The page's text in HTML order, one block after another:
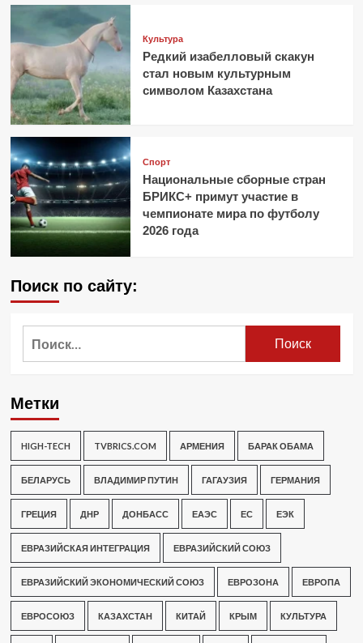
Культура
Редкий изабелловый скакун
стал новым культурным
символом Казахстана
Спорт
Национальные сборные стран
БРИКС+ примут участие в
чемпионате мира по футболу
2026 года
Поиск по сайту:
Метки
HIGH-TECH TVBRICS.COM АРМЕНИЯ БАРАК ОБАМА
БЕЛАРУСЬ ВЛАДИМИР ПУТИН ГАГАУЗИЯ ГЕРМАНИЯ
ГРЕЦИЯ ДНР ДОНБАСС ЕАЭС ЕС ЕЭК
ЕВРАЗИЙСКАЯ ИНТЕГРАЦИЯ ЕВРАЗИЙСКИЙ СОЮЗ
ЕВРАЗИЙСКИЙ ЭКОНОМИЧЕСКИЙ СОЮЗ ЕВРОЗОНА ЕВРОПА
ЕВРОСОЮЗ КАЗАХСТАН КИТАЙ КРЫМ КУЛЬТУРА